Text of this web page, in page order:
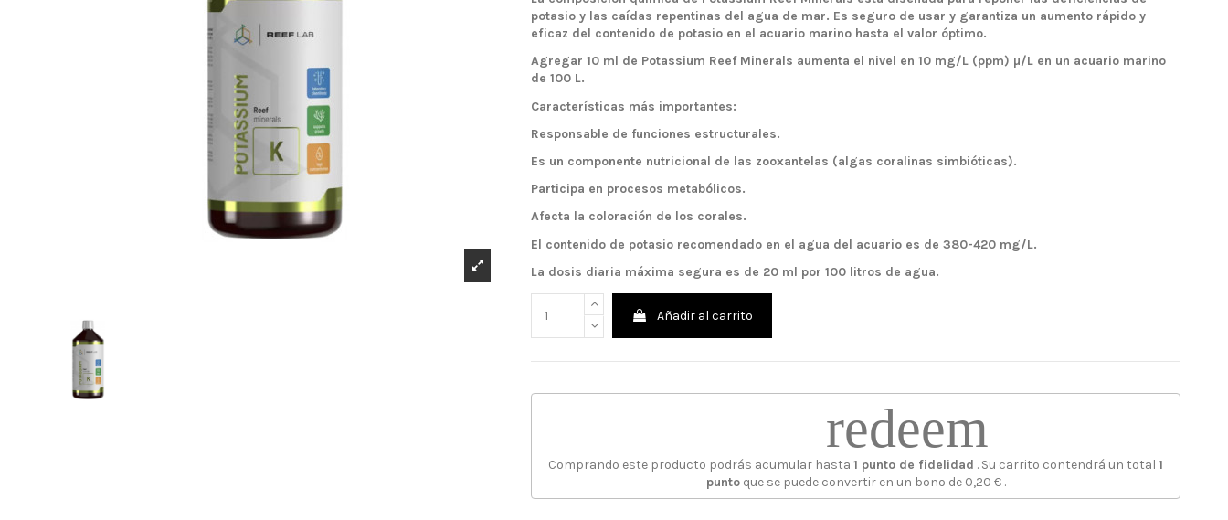
potasio y las caídas repentinas del agua de mar. Es seguro de usar y garantiza un aumento rápido y
eficaz del contenido de potasio en el acuario marino hasta el valor óptimo.
Agregar 10 ml de Potassium Reef Minerals aumenta el nivel en 10 mg/L (ppm) µ/L en un acuario marino
de 100 L.
Características más importantes:
Responsable de funciones estructurales.
Es un componente nutricional de las zooxantelas (algas coralinas simbióticas).
Participa en procesos metabólicos.
Afecta la coloración de los corales.
El contenido de potasio recomendado en el agua del acuario es de 380-420 mg/L.
La dosis diaria máxima segura es de 20 ml por 100 litros de agua.
Añadir al carrito
redeem
Comprando este producto podrás acumular hasta1 punto de fidelidad . Su carrito contendrá un total1
puntoque se puede convertir en un bono de 0,20 €.